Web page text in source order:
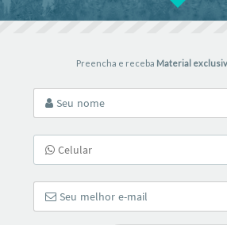
Preencha e receba Material